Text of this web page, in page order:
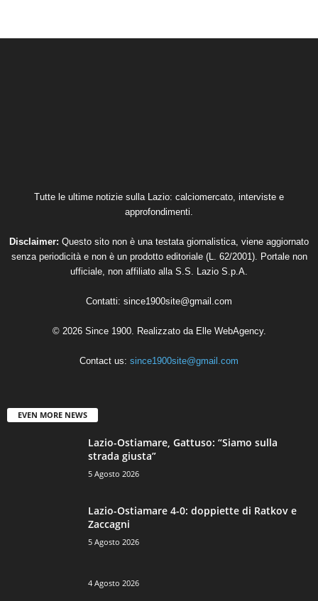
Tutte le ultime notizie sulla Lazio: calciomercato, interviste e
approfondimenti.
Disclaimer: Questo sito non è una testata giornalistica, viene aggiornato
senza periodicità e non è un prodotto editoriale (L. 62/2001). Portale non
ufficiale, non affiliato alla S.S. Lazio S.p.A.
Contatti: since1900site@gmail.com
© 2026 Since 1900. Realizzato da Elle WebAgency.
Contact us: since1900site@gmail.com
EVEN MORE NEWS
Lazio-Ostiamare, Gattuso: “Siamo sulla
strada giusta”
5 Agosto 2026
Lazio-Ostiamare 4-0: doppiette di Ratkov e
Zaccagni
5 Agosto 2026
4 Agosto 2026